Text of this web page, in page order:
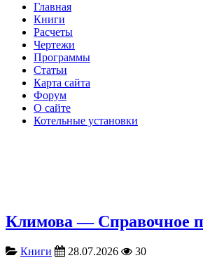
Главная
Книги
Расчеты
Чертежи
Программы
Статьи
Карта сайта
Форум
О сайте
Котельные установки
Климова — Справочное
Книги 28.07.2026
30